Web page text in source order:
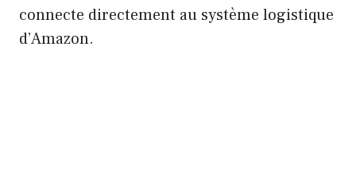
connecte directement au système logistique
d’Amazon.